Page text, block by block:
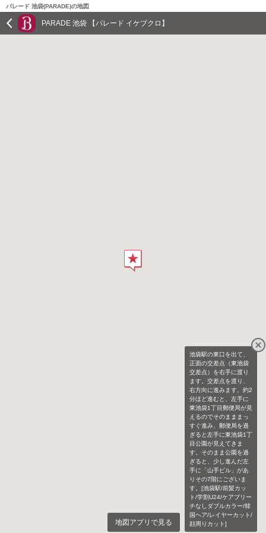
パレード 池袋(PARADE)の地図
PARADE 池袋 【パレード イケブクロ】
池袋駅の東口を出て、
正面の交差点（東池袋
交差点）を右手に渡り
ます。交差点を渡り、
右方向に進みます。約2
分ほど進むと、左手に
東池袋1丁目郵便局が見
えるのでそのまままっ
すぐ進み、郵便局を過
ぎると左手に東池袋1丁
目公園が見えてきま
す。そのまま公園を過
ぎると、少し進んだ左
手に「山手ビル」があ
りその7階にございま
す。[池袋駅/前髪カッ
ト/学割U24/ケアブリー
チなしダブルカラー/韓
国ヘア/レイヤーカット/
顔周りカット]
地図アプリで見る